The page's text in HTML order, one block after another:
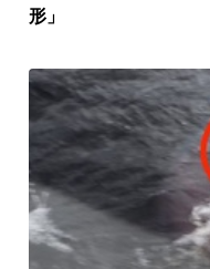
形」